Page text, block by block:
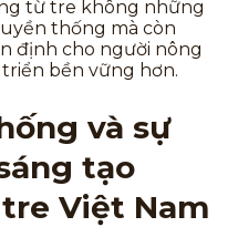
từ tre không những
thống mà còn
định cho người nông
bền vững hơn.
và sự
tạo
Việt Nam